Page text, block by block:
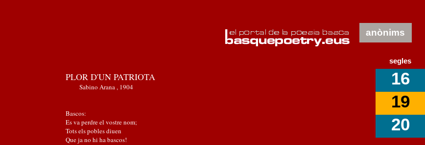
PLOR D'UN PATRIOTA
Sabino Arana , 1904
Bascos:
Es va perdre el vostre nom;
Tots els pobles diuen
Que ja no hi ha bascos!
anònims
segles
16
19
20